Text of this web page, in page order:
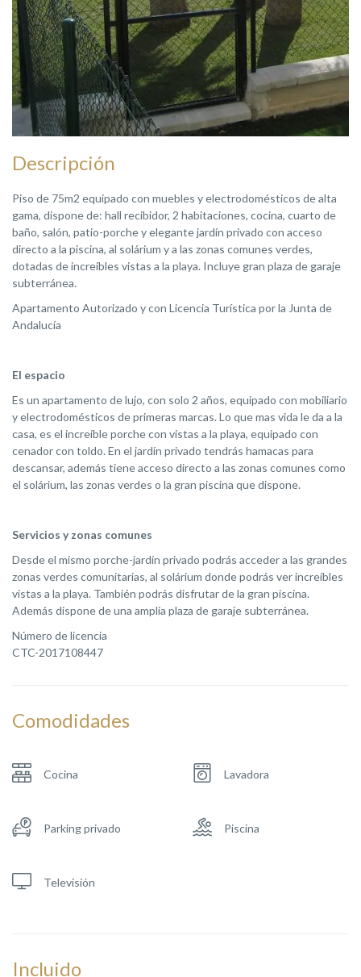
Descripción
Piso de 75m2 equipado con muebles y electrodomésticos de alta
gama, dispone de: hall recibidor, 2 habitaciones, cocina, cuarto de
baño, salón, patio-porche y elegante jardín privado con acceso
directo a la piscina, al solárium y a las zonas comunes verdes,
dotadas de increíbles vistas a la playa. Incluye gran plaza de garaje
subterránea.
Apartamento Autorizado y con Licencia Turística por la Junta de
Andalucía
El espacio
Es un apartamento de lujo, con solo 2 años, equipado con mobiliario
y electrodomésticos de primeras marcas. Lo que mas vida le da a la
casa, es el increíble porche con vistas a la playa, equipado con
cenador con toldo. En el jardín privado tendrás hamacas para
descansar, además tiene acceso directo a las zonas comunes como
el solárium, las zonas verdes o la gran piscina que dispone.
Servicios y zonas comunes
Desde el mismo porche-jardín privado podrás acceder a las grandes
zonas verdes comunitarias, al solárium donde podrás ver increíbles
vistas a la playa. También podrás disfrutar de la gran piscina.
Además dispone de una amplia plaza de garaje subterránea.
Número de licencia
CTC-2017108447
Comodidades
Cocina Lavadora
Parking privado Piscina
Televisión
Incluido